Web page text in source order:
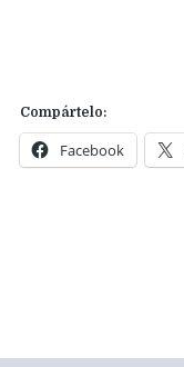
Compártelo:
Facebook